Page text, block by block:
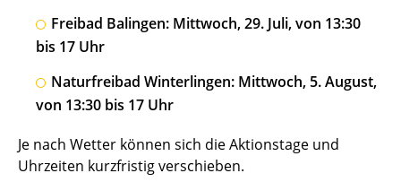
Freibad Balingen: Mittwoch, 29. Juli, von 13:30
bis 17 Uhr
Naturfreibad Winterlingen: Mittwoch, 5. August,
von 13:30 bis 17 Uhr
Je nach Wetter können sich die Aktionstage und
Uhrzeiten kurzfristig verschieben.